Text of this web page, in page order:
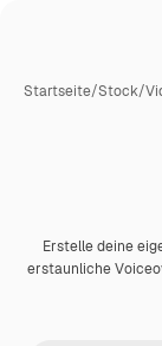
Startseite/Stock/
PremiumKI-
Erstelle deine
erstaunliche